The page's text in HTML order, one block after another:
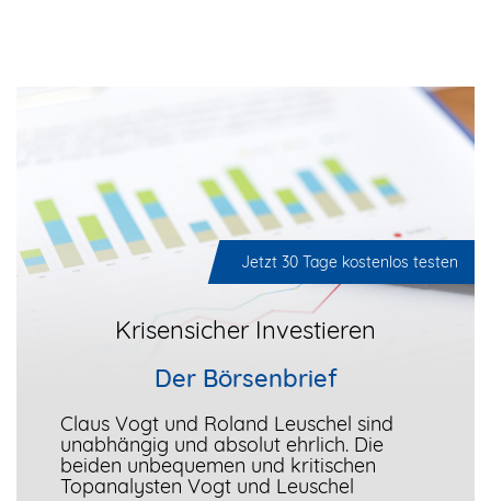
Jetzt 30 Tage kostenlos testen
Krisensicher Investieren
Der Börsenbrief
Claus Vogt und Roland Leuschel sind
unabhängig und absolut ehrlich. Die
beiden unbequemen und kritischen
Topanalysten Vogt und Leuschel